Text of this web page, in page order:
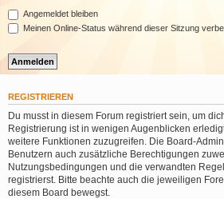
Angemeldet bleiben
Meinen Online-Status während dieser Sitzung
REGISTRIEREN
Du musst in diesem Forum registriert sein, um
Registrierung ist in wenigen Augenblicken
weitere Funktionen zuzugreifen. Die Board-
Benutzern auch zusätzliche Berechtigungen
Nutzungsbedingungen und die verwandten
registrierst. Bitte beachte auch die jeweiligen
diesem Board bewegst.